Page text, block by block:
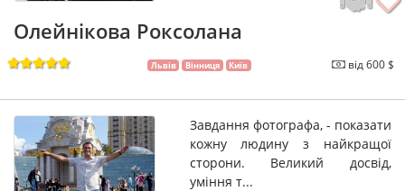
Олейнікова Роксолана
Львів Вінниця Київ від 600 $
Завдання фотографа, - показати
кожну людину з найкращої
сторони. Великий досвід,
уміння т...